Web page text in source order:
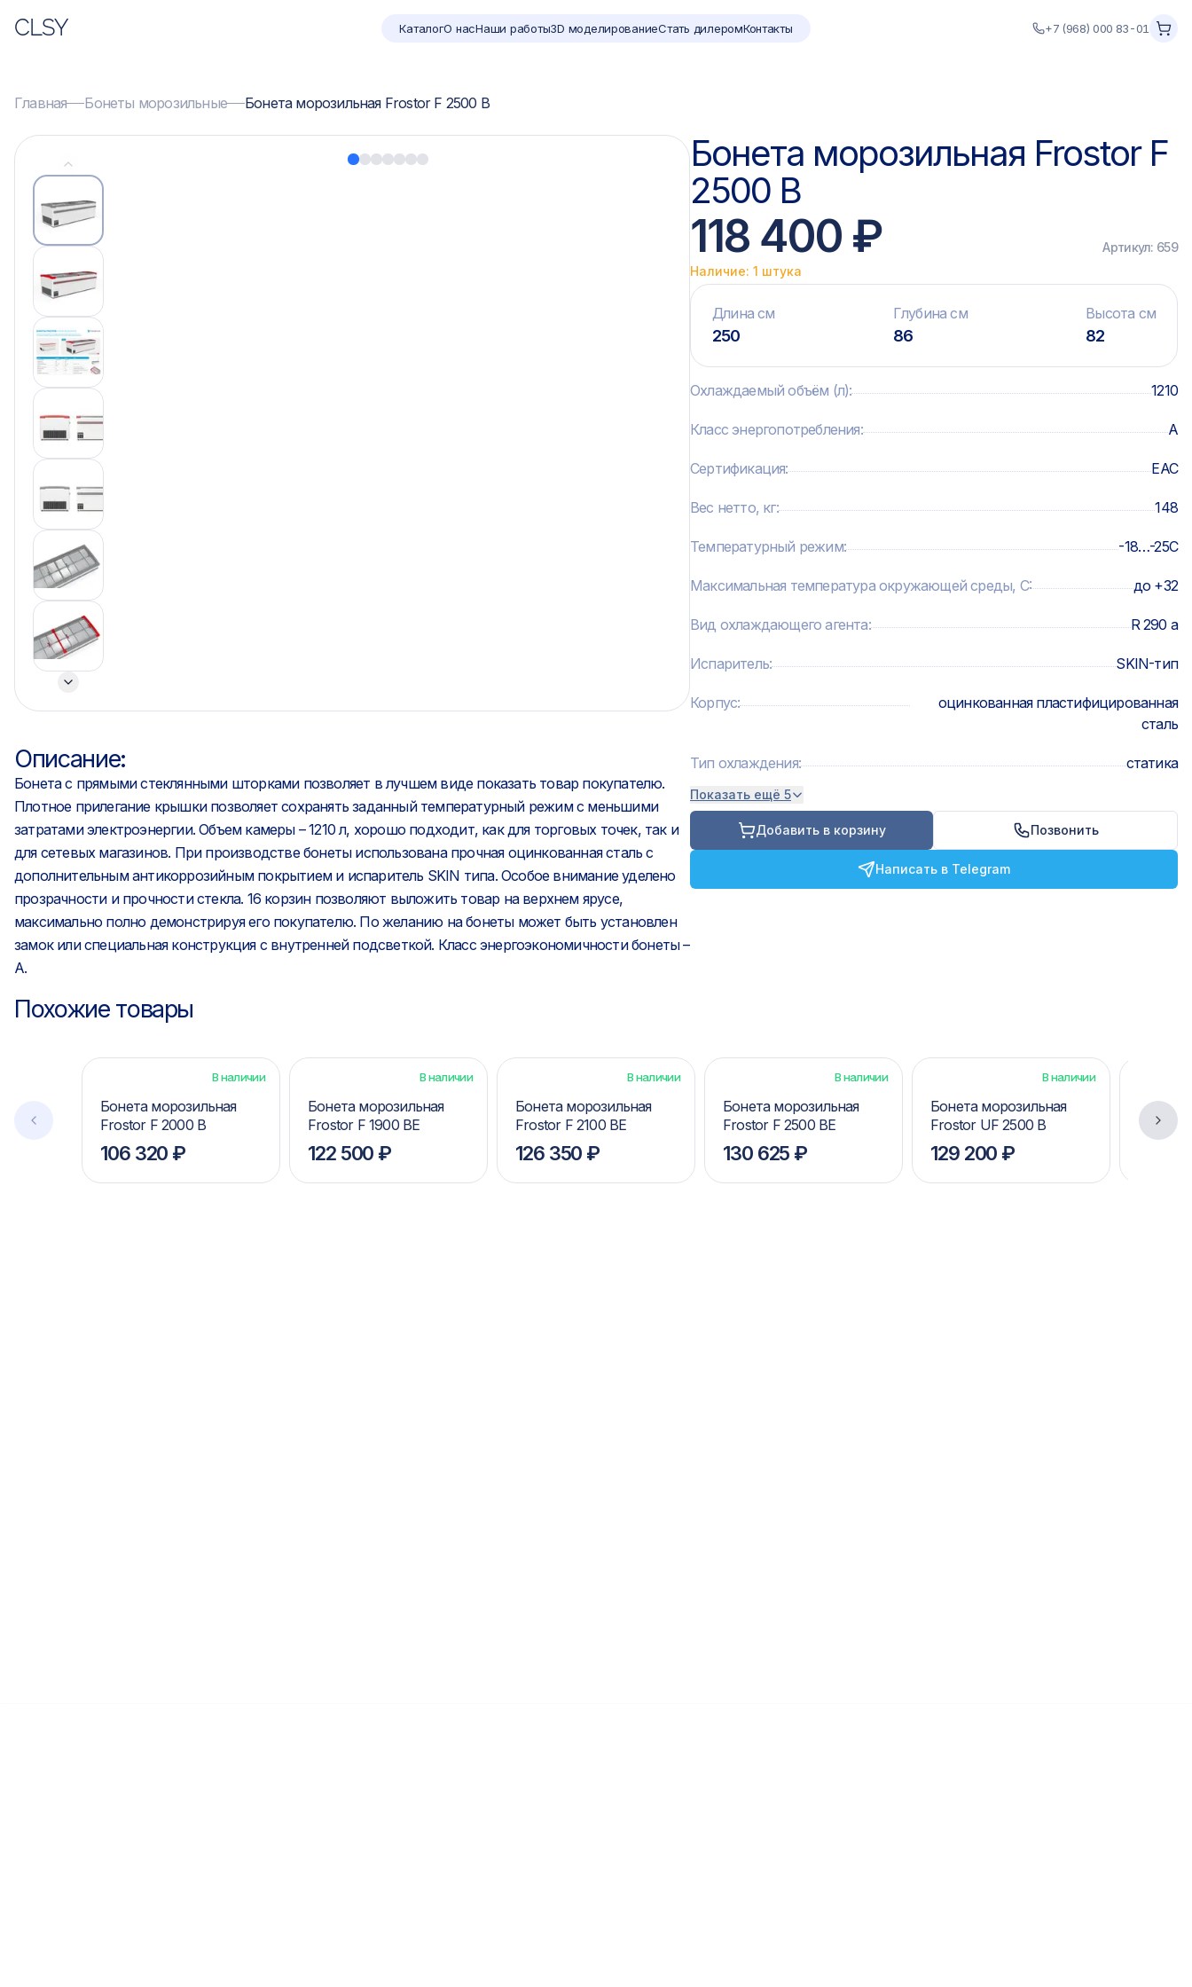
CLSY КаталогО насНаши работы3D моделированиеСтать дилеромКонтакты +7 (968) 000 83-01
Главная Бонеты морозильные Бонета морозильная Frostor F 2500 B
Описание:
Бонета с прямыми стеклянными шторками позволяет в лучшем виде показать товар покупателю.
Плотное прилегание крышки позволяет сохранять заданный температурный режим с меньшими
затратами электроэнергии. Объем камеры – 1210 л, хорошо подходит, как для торговых точек, так и
для сетевых магазинов. При производстве бонеты использована прочная оцинкованная сталь с
дополнительным антикоррозийным покрытием и испаритель SKIN типа. Особое внимание уделено
прозрачности и прочности стекла. 16 корзин позволяют выложить товар на верхнем ярусе,
максимально полно демонстрируя его покупателю. По желанию на бонеты может быть установлен
замок или специальная конструкция с внутренней подсветкой. Класс энергоэкономичности бонеты –
А.
Бонета морозильная Frostor F
2500 B
118 400 ₽ Артикул: 659
Наличие: 1 штука
Длина см
250
Глубина см
86
Высота см
82
Охлаждаемый объём (л): 1210
Класс энергопотребления: А
Сертификация: ЕАС
Вес нетто, кг: 148
Температурный режим: -18…-25C
Максимальная температура окружающей среды, C: до +32
Вид охлаждающего агента: R 290 a
Испаритель: SKIN-тип
Корпус:
оцинкованная пластифицированная
сталь
Тип охлаждения: статика
Показать ещё 5
Добавить в корзину Позвонить
Написать в Telegram
Похожие товары
В наличии
Бонета морозильная
Frostor F 2000 B
106 320 ₽
В наличии
Бонета морозильная
Frostor F 1900 BE
122 500 ₽
В наличии
Бонета морозильная
Frostor F 2100 BE
126 350 ₽
В наличии
Бонета морозильная
Frostor F 2500 BE
130 625 ₽
В наличии
Бонета морозильная
Frostor UF 2500 B
129 200 ₽
Бонета
Frostor